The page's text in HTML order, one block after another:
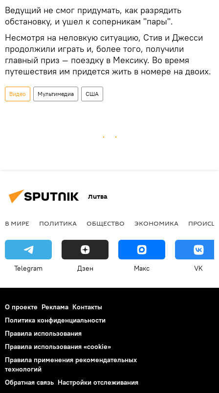
Ведущий не смог придумать, как разрядить
обстановку, и ушел к соперникам "пары".
Несмотря на неловкую ситуацию, Стив и Джесси
продолжили играть и, более того, получили
главный приз — поездку в Мексику. Во время
путешествия им придется жить в номере на двоих.
Видео Мультимедиа США
Литва
В МИРЕ ПОЛИТИКА ОБЩЕСТВО ЭКОНОМИКА
Telegram Дзен Макс VK
О проекте Реклама Контакты
Политика конфиденциальности
Правила использования
Правила использования «cookie»
Правила применения рекомендательных
технологий
Обратная связь Настройки отслеживания